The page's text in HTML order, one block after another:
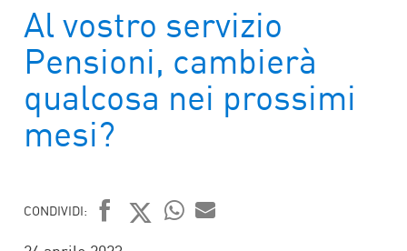
Al vostro servizio
Pensioni, cambierà
qualcosa nei prossimi
mesi?
CONDIVIDI: